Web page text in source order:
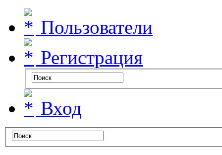
Пользователи
Регистрация
Вход